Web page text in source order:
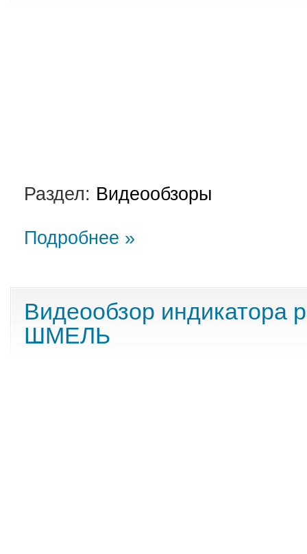
Раздел: Видеообзоры
Подробнее »
Видеообзор индикатора
ШМЕЛЬ